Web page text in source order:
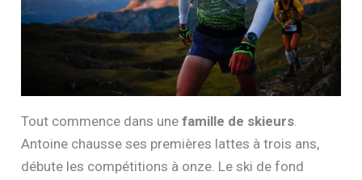
Tout commence dans unefamille de skieurs.
Antoine chausse ses premières lattes à trois ans,
débute les compétitions à onze. Le ski de fond